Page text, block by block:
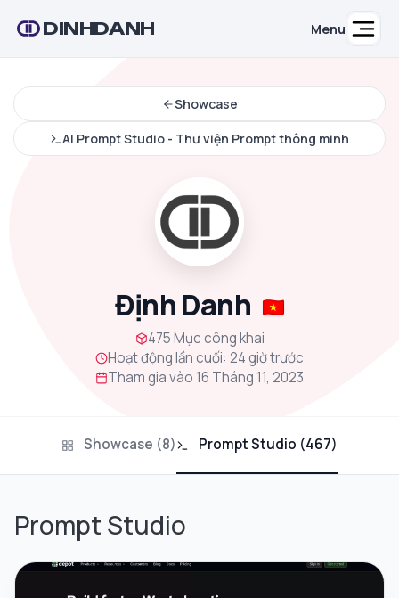
DINHDANH Menu
Showcase
AI Prompt Studio - Thư viện Prompt thông minh
Định Danh
475 Mục công khai
Hoạt động lần cuối: 24 giờ trước
Tham gia vào 16 Tháng 11, 2023
Showcase (8) Prompt Studio (467)
Prompt Studio